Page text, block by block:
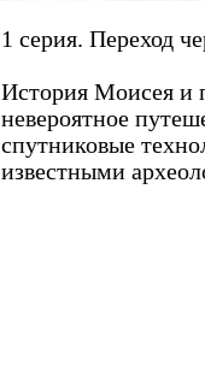
1 серия. Переход
История Моисея и
невероятное
спутниковые
известными